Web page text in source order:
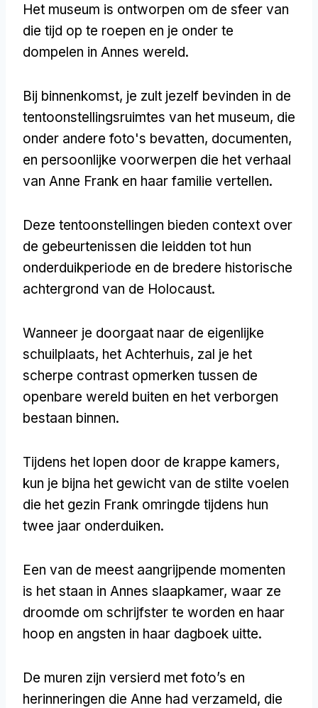
Het museum is ontworpen om de sfeer van
die tijd op te roepen en je onder te
dompelen in Annes wereld.
Bij binnenkomst, je zult jezelf bevinden in de
tentoonstellingsruimtes van het museum, die
onder andere foto's bevatten, documenten,
en persoonlijke voorwerpen die het verhaal
van Anne Frank en haar familie vertellen.
Deze tentoonstellingen bieden context over
de gebeurtenissen die leidden tot hun
onderduikperiode en de bredere historische
achtergrond van de Holocaust.
Wanneer je doorgaat naar de eigenlijke
schuilplaats, het Achterhuis, zal je het
scherpe contrast opmerken tussen de
openbare wereld buiten en het verborgen
bestaan binnen.
Tijdens het lopen door de krappe kamers,
kun je bijna het gewicht van de stilte voelen
die het gezin Frank omringde tijdens hun
twee jaar onderduiken.
Een van de meest aangrijpende momenten
is het staan in Annes slaapkamer, waar ze
droomde om schrijfster te worden en haar
hoop en angsten in haar dagboek uitte.
De muren zijn versierd met foto’s en
herinneringen die Anne had verzameld, die